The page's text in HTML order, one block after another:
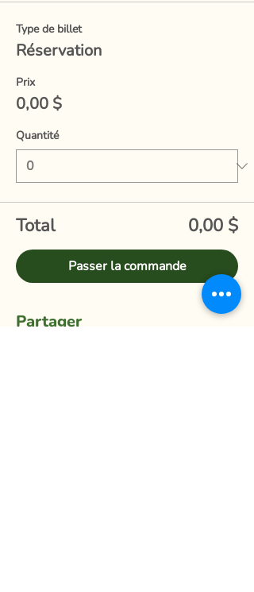
Type de billet
Réservation
Prix
0,00 $
Quantité
Total 0,00 $
Passer la commande
Partager